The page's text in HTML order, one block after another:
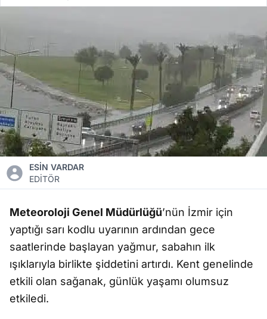
ESİN VARDAR
EDİTÖR
Meteoroloji Genel Müdürlüğü’nün İzmir için
yaptığı sarı kodlu uyarının ardından gece
saatlerinde başlayan yağmur, sabahın ilk
ışıklarıyla birlikte şiddetini artırdı. Kent genelinde
etkili olan sağanak, günlük yaşamı olumsuz
etkiledi.